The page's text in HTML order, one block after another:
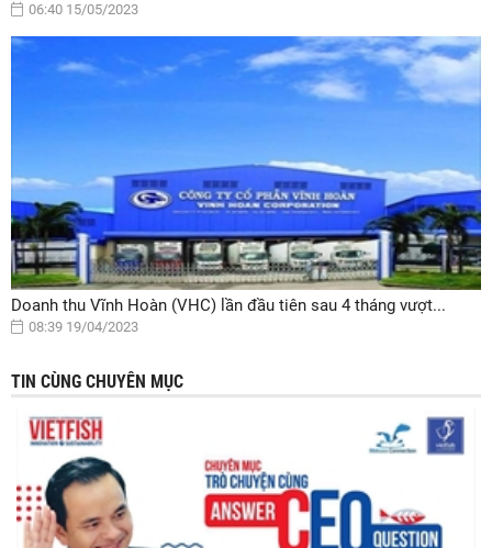
06:40 15/05/2023
Doanh thu Vĩnh Hoàn (VHC) lần đầu tiên sau 4 tháng vượt...
08:39 19/04/2023
TIN CÙNG CHUYÊN MỤC